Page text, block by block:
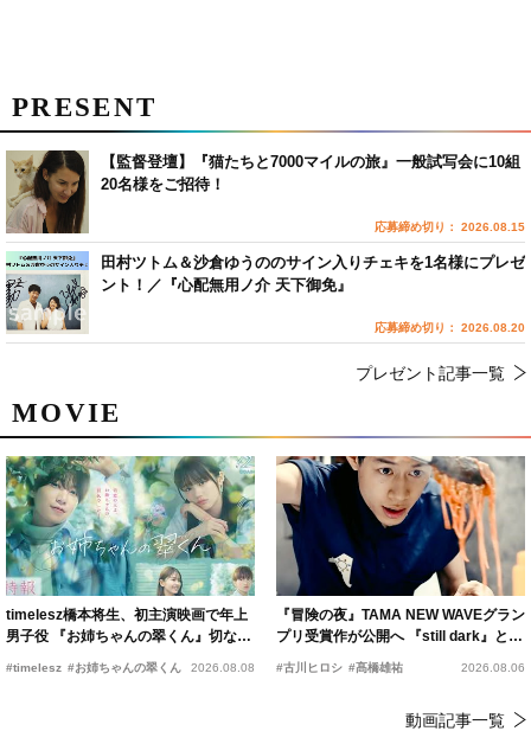
MOVIE
timelesz橋本将生、初主演映画で年上
男子役 『お姉ちゃんの翠くん』切ない
恋の幕開けを予感
#timelesz #お姉ちゃんの翠くん 2026.08.08
『冒険の夜』TAMA NEW WAVEグラン
プリ受賞作が公開へ 『still dark』と同
時上映決定
#古川ヒロシ #髙橋雄祐 2026.08.06
動画記事一覧
PRESENT
【監督登壇】『猫たちと7000マイルの旅』一般試写会に10組
20名様をご招待！
応募締め切り： 2026.08.15
田村ツトム＆沙倉ゆうののサイン入りチェキを1名様にプレゼ
ント！／『心配無用ノ介 天下御免』
応募締め切り： 2026.08.20
プレゼント記事一覧